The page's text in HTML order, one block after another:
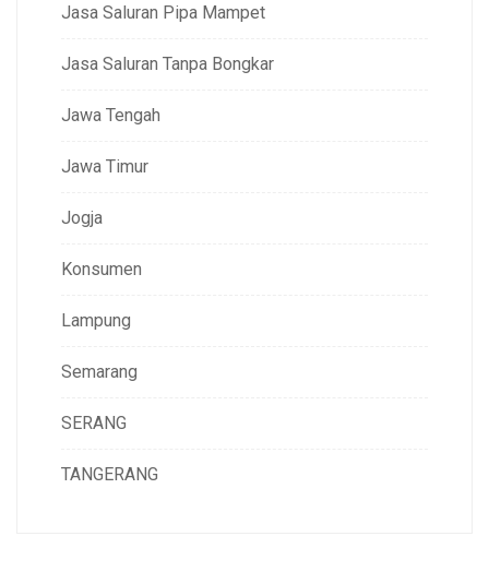
Jasa Saluran Pipa Mampet
Jasa Saluran Tanpa Bongkar
Jawa Tengah
Jawa Timur
Jogja
Konsumen
Lampung
Semarang
SERANG
TANGERANG